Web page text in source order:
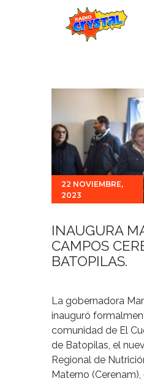
Estaciones
Eventos
Promociones
Noticias
Para ti
Contacto
22 NOVIEMBRE,
2023
INAUGURA
CAMPOS
BATOPILAS.
La gobernadora
inauguró
comunidad de El
de Batopilas, el
Regional de
Materno